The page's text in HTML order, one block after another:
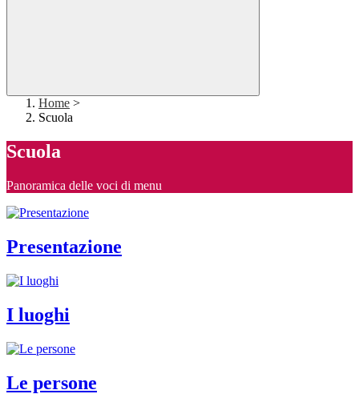
Home >
Scuola
Scuola
Panoramica delle voci di menu
Presentazione
I luoghi
Le persone